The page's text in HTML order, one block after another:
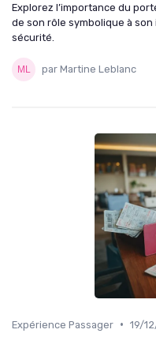
Explorez l’importance du
de son rôle symbolique à
sécurité.
par Martine Leblanc
Expérience Passager • 19/